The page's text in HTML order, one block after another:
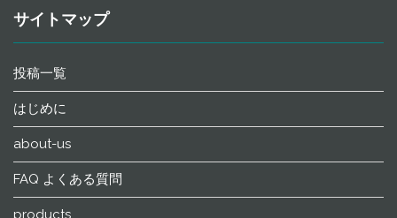
サイトマップ
投稿一覧
はじめに
about-us
FAQ よくある質問
products